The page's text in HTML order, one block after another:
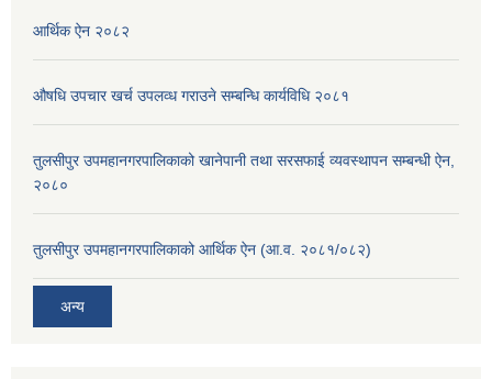
आर्थिक ऐन २०८२
औषधि उपचार खर्च उपलव्ध गराउने सम्बन्धि कार्यविधि २०८१
तुलसीपुर उपमहानगरपालिकाको खानेपानी तथा सरसफाई व्यवस्थापन सम्बन्धी ऐन,
२०८०
तुलसीपुर उपमहानगरपालिकाको आर्थिक ऐन (आ.व. २०८१/०८२)
अन्य